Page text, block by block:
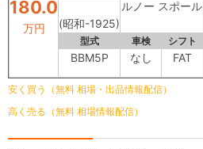
180.0
万円 (昭和-1925)
ルノー スポール
型式 車検 シフト
BBM5P なし FAT
安く買う（無料 相場・出品情報配信）
高く売る（無料 相場情報配信）